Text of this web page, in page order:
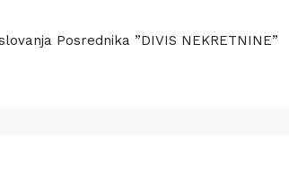
Posrednika ”DIVIS NEKRETNINE”